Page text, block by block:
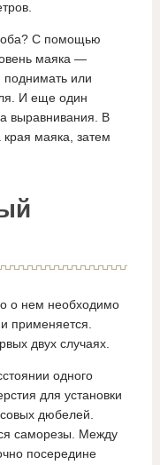
С помощью
маяка —
поднимать или
И еще один
выравнивания. В
маяка, затем
о нем необходимо
применяется.
двух случаях.
одного
для установки
дюбелей.
саморезы. Между
посередине